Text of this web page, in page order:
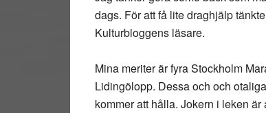
dags. För att få lite draghjälp
Kulturbloggens läsare.
Mina meriter är fyra Stockholm
Lidingölopp. Dessa och och
kommer att hålla. Jokern i leken